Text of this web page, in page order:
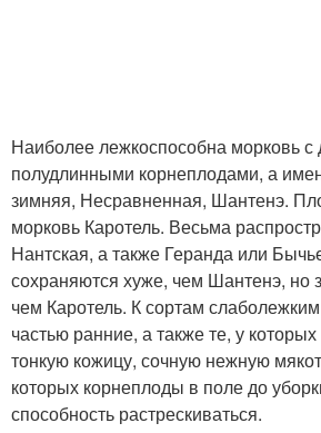
Наиболее лежкоспособна морковь
полудлинными корнеплодами, а
зимняя, Несравненная, Шантенэ.
морковь Каротель. Весьма
Нантская, а также Геранда или
сохраняются хуже, чем Шантенэ, но
чем Каротель. К сортам
частью ранние, а также те, у
тонкую кожицу, сочную нежную
которых корнеплоды в поле до
способность растрескиваться.